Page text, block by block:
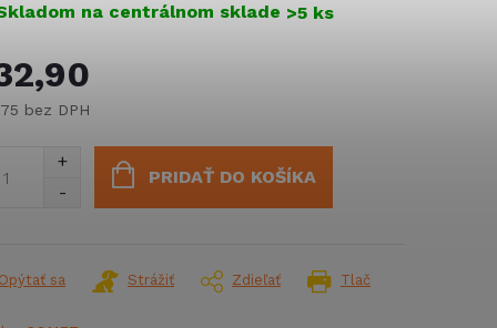
na centrálnom sklade >5 ks
bez DPH
PRIDAŤ DO KOŠÍKA
Tlač
Opýtať sa Strážiť Zdieľať